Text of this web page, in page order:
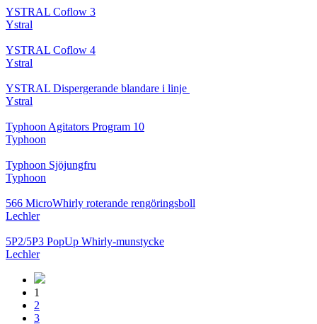
YSTRAL Coflow 3
Ystral
YSTRAL Coflow 4
Ystral
YSTRAL Dispergerande blandare i linje ‍‍
Ystral
Typhoon Agitators Program 10
Typhoon
Typhoon Sjöjungfru
Typhoon
566 MicroWhirly roterande rengöringsboll
Lechler
5P2/5P3 PopUp Whirly-munstycke
Lechler
1
2
3